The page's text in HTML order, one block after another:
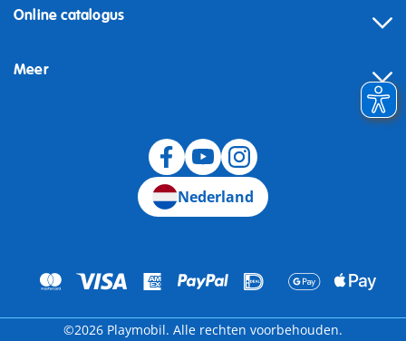
Online catalogus
Meer
Nederland
©2026 Playmobil. Alle rechten voorbehouden.